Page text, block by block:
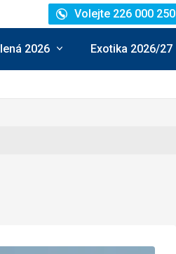
Volejte 226 000 250
2026 Exotika 2026/27